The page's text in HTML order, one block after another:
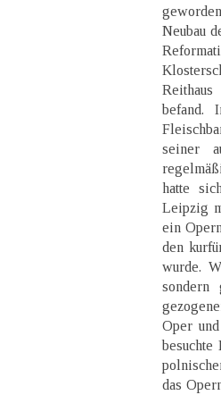
Neubau
befand.
seiner
hatte
Leipzig
ein
den
wurde.
sondern
Oper
besuchte
das